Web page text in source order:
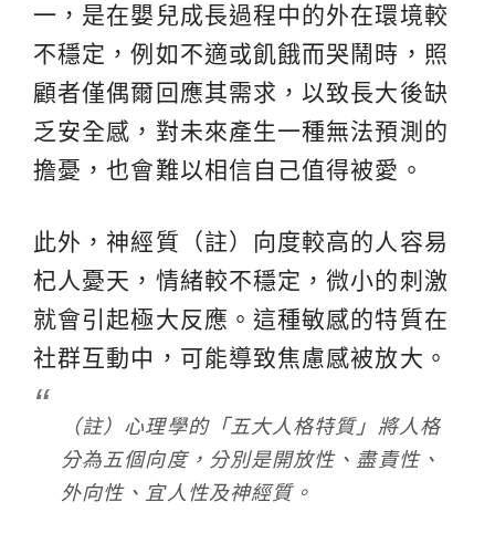
一，是在嬰兒成長過程中的外在環境較
不穩定，例如不適或飢餓而哭鬧時，照
顧者僅偶爾回應其需求，以致長大後缺
乏安全感，對未來產生一種無法預測的
擔憂，也會難以相信自己值得被愛。
此外，神經質（註）向度較高的人容易
杞人憂天，情緒較不穩定，微小的刺激
就會引起極大反應。這種敏感的特質在
社群互動中，可能導致焦慮感被放大。
（註）心理學的「五大人格特質」將人格
分為五個向度，分別是開放性、盡責性、
外向性、宜人性及神經質。